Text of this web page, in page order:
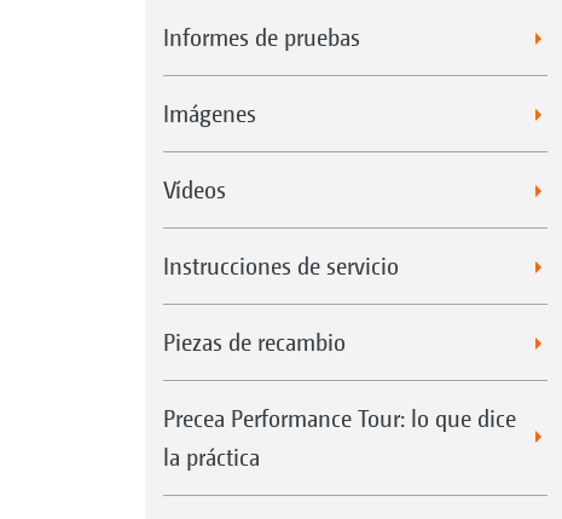
Informes de pruebas
Imágenes
Vídeos
Instrucciones de servicio
Piezas de recambio
Precea Performance Tour: lo que dice
la práctica